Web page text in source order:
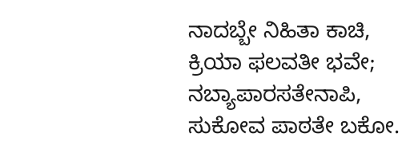
ನಾದಬ್ಬೇ ನಿಹಿತಾ ಕಾಚಿ,
ಕ್ರಿಯಾ ಫಲವತೀ ಭವೇ;
ನಬ್ಯಾಪಾರಸತೇನಾಪಿ,
ಸುಕೋವ ಪಾಠತೇ ಬಕೋ.